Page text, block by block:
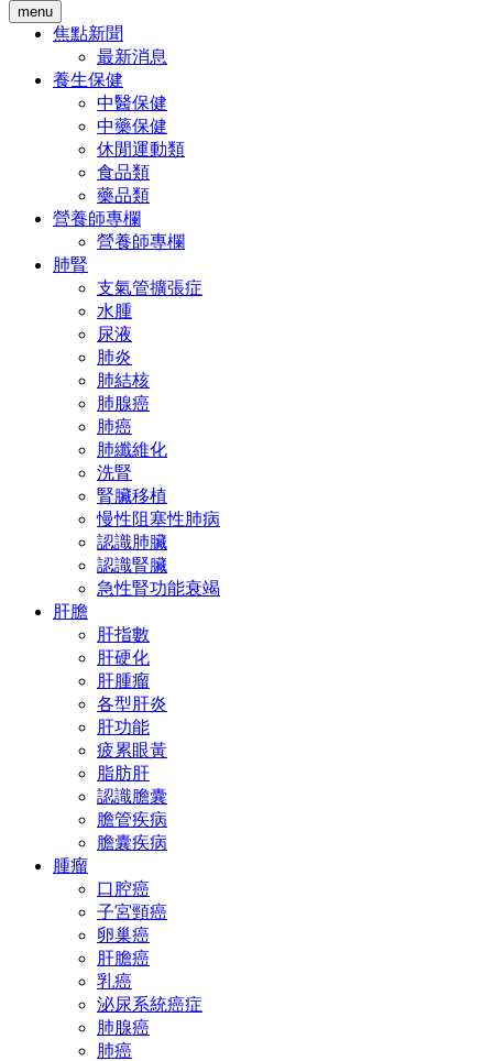
menu
焦點新聞
最新消息
養生保健
中醫保健
中藥保健
休閒運動類
食品類
藥品類
營養師專欄
營養師專欄
肺腎
支氣管擴張症
水腫
尿液
肺炎
肺結核
肺腺癌
肺癌
肺纖維化
洗腎
腎臟移植
慢性阻塞性肺病
認識肺臟
認識腎臟
急性腎功能衰竭
肝膽
肝指數
肝硬化
肝腫瘤
各型肝炎
肝功能
疲累眼黃
脂肪肝
認識膽囊
膽管疾病
膽囊疾病
腫瘤
口腔癌
子宮頸癌
卵巢癌
肝膽癌
乳癌
泌尿系統癌症
肺腺癌
肺癌